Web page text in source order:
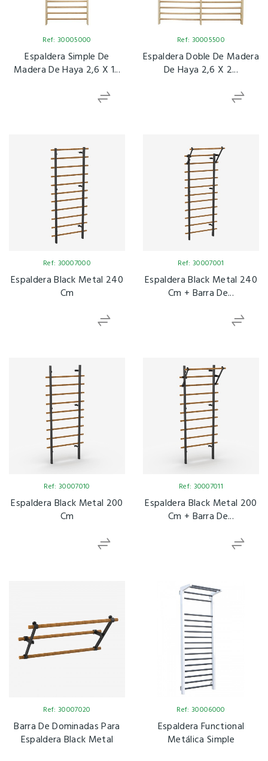
Ref: 30005000
Espaldera Simple De
Madera De Haya 2,6 X 1...
Ref: 30005500
Espaldera Doble De Madera
De Haya 2,6 X 2...
Ref: 30007000
Espaldera Black Metal 240
Cm
Ref: 30007001
Espaldera Black Metal 240
Cm + Barra De...
Ref: 30007010
Espaldera Black Metal 200
Cm
Ref: 30007011
Espaldera Black Metal 200
Cm + Barra De...
Ref: 30007020
Barra De Dominadas Para
Espaldera Black Metal
Ref: 30006000
Espaldera Functional
Metálica Simple